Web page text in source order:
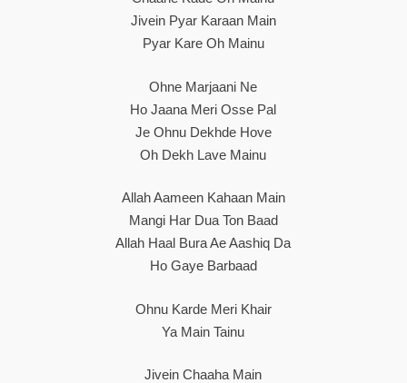
Jivein Pyar Karaan Main
Pyar Kare Oh Mainu
Ohne Marjaani Ne
Ho Jaana Meri Osse Pal
Je Ohnu Dekhde Hove
Oh Dekh Lave Mainu
Allah Aameen Kahaan Main
Mangi Har Dua Ton Baad
Allah Haal Bura Ae Aashiq Da
Ho Gaye Barbaad
Ohnu Karde Meri Khair
Ya Main Tainu
Jivein Chaaha Main